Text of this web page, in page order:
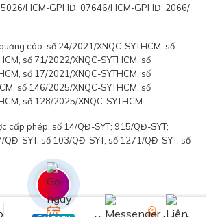
HCM-GPHĐ; 07646/HCM-GPHĐ; 2066/
cáo: số 24/2021/XNQC-SYTHCM, số
số 71/2022/XNQC-SYTHCM, số
số 17/2021/XNQC-SYTHCM, số
số 146/2025/XNQC-SYTHCM, số
số 128/2025/XNQC-SYTHCM
cấp phép: số 14/QĐ-SYT; 915/QĐ-SYT;
SYT, số 103/QĐ-SYT, số 1271/QĐ-SYT, số